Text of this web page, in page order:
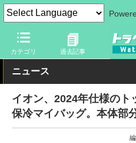
カテゴリ 過去記事
トラベル Watch 旅のアイテム
ニュース
イオン、2024年仕様のト
保冷マイバッグ。本体部